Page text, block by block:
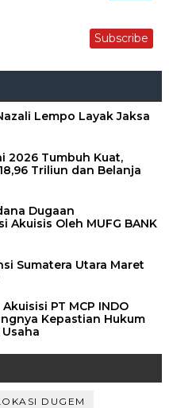
Subscribe
Lempo Layak Jaksa
2026 Tumbuh Kuat,
Triliun dan Belanja
Dugaan
Oleh MUFG BANK
Sumatera Utara Maret
PT MCP INDO
Kepastian Hukum
DUGEM